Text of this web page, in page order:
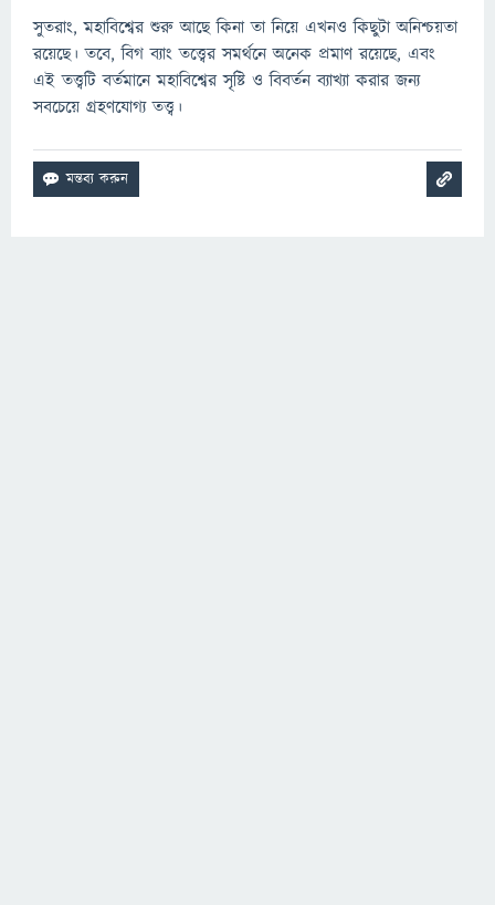
সুতরাং, মহাবিশ্বের শুরু আছে কিনা তা নিয়ে এখনও কিছুটা অনিশ্চয়তা
রয়েছে। তবে, বিগ ব্যাং তত্ত্বের সমর্থনে অনেক প্রমাণ রয়েছে, এবং
এই তত্ত্বটি বর্তমানে মহাবিশ্বের সৃষ্টি ও বিবর্তন ব্যাখ্যা করার জন্য
সবচেয়ে গ্রহণযোগ্য তত্ত্ব।